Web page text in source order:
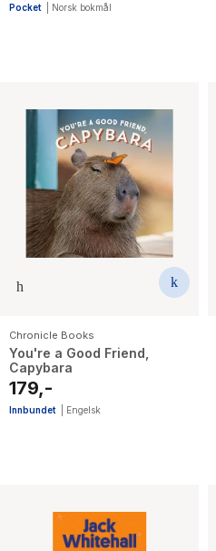
Pocket Norsk bokmål
Chronicle Books
You're a Good Friend,
Capybara
179,-
Innbundet Engelsk